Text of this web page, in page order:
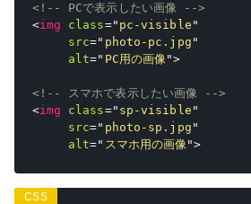
<!-- PCで表示したい画像 -->
<img class=" pc-visible "
src=" photo-pc.jpg "
alt=" PC用の画像">
<!-- スマホで表示したい画像 -->
<img class=" sp-visible "
src=" photo-sp.jpg "
alt=" スマホ用の画像">